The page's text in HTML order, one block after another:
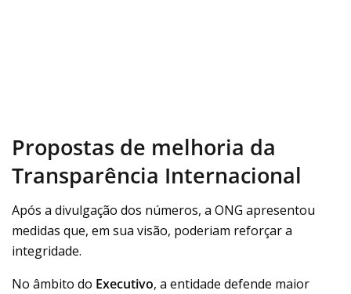
Propostas de melhoria da
Transparência Internacional
Após a divulgação dos números, a ONG apresentou
medidas que, em sua visão, poderiam reforçar a
integridade.
No âmbito do Executivo, a entidade defende maior